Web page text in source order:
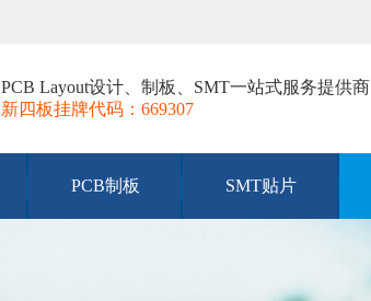
PCB Layout设计、制板、SMT一站式服务提供商
新四板挂牌代码：669307
PCB制板 SMT贴片